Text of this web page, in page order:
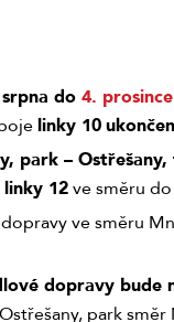
do 4.
linky 10
park –
linky 12ve směru
ve směru
dopravy bude
park